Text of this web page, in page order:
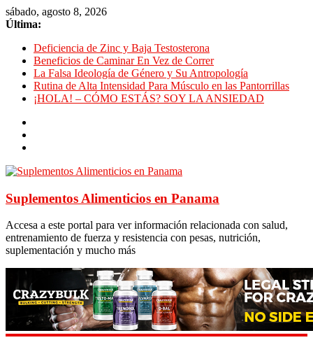
sábado, agosto 8, 2026
Última:
Deficiencia de Zinc y Baja Testosterona
Beneficios de Caminar En Vez de Correr
La Falsa Ideología de Género y Su Antropología
Rutina de Alta Intensidad Para Músculo en las Pantorrillas
¡HOLA! – CÓMO ESTÁS? SOY LA ANSIEDAD
Suplementos Alimenticios en Panama
Accesa a este portal para ver información relacionada con salud,
entrenamiento de fuerza y resistencia con pesas, nutrición,
suplementación y mucho más